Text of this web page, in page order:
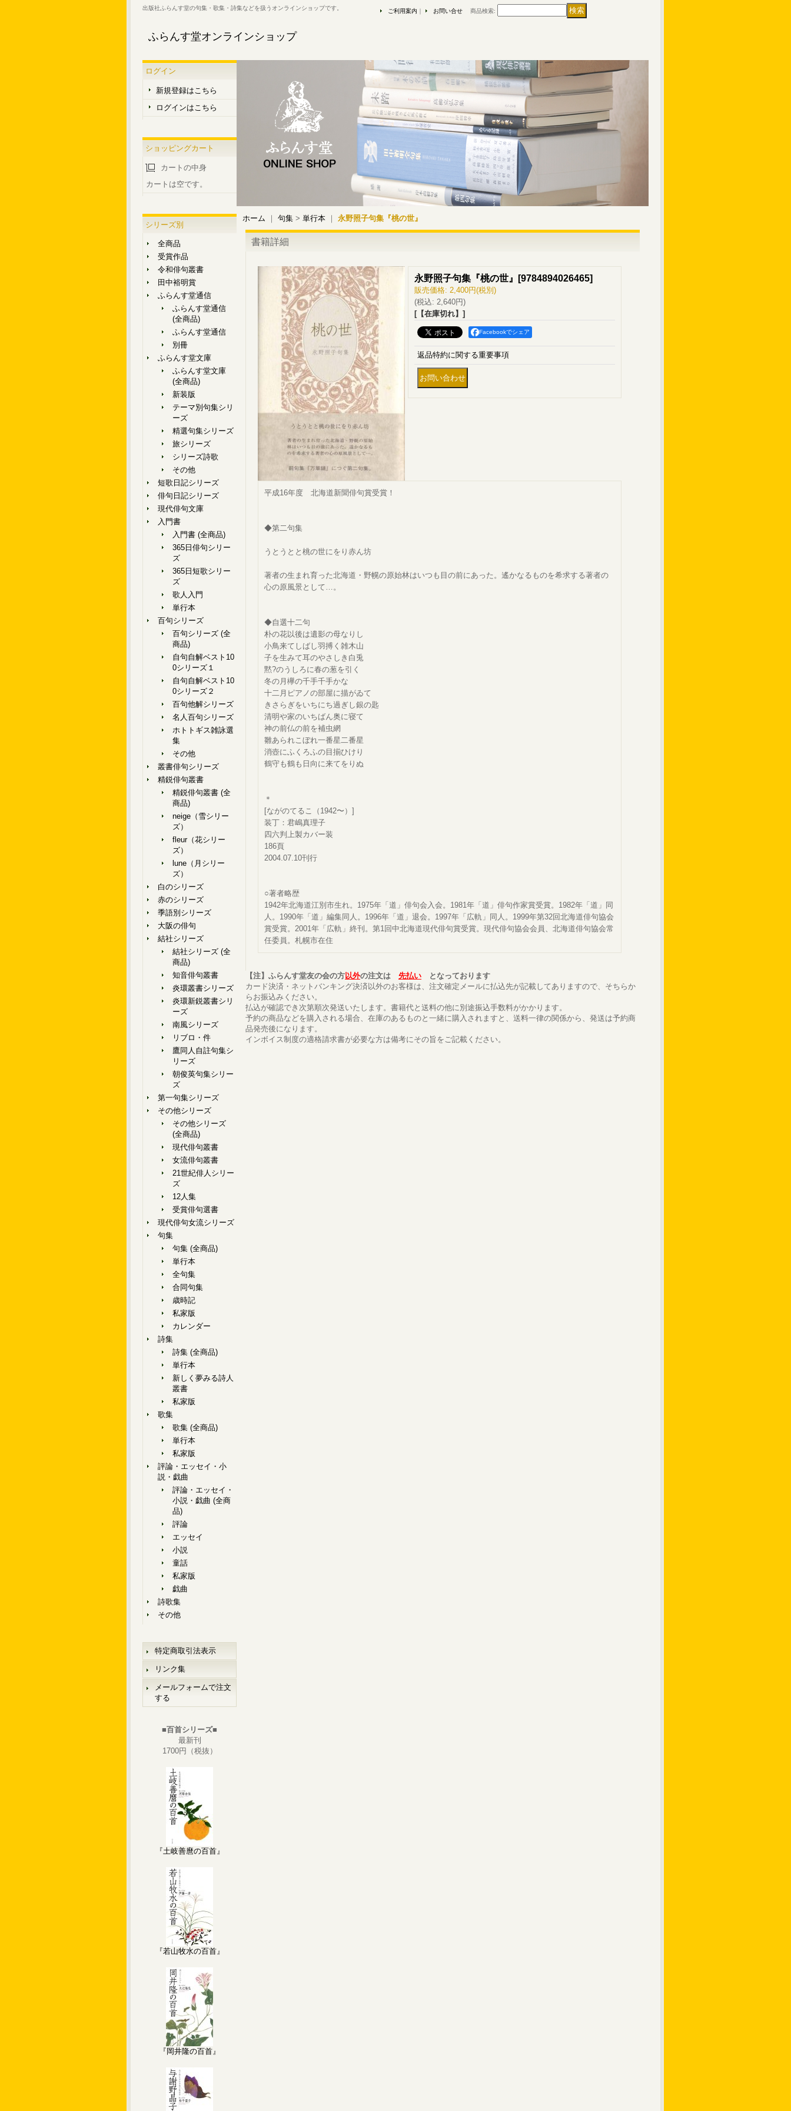
出版社ふらんす堂の句集・歌集・詩集などを扱うオンラインショップです。
ふらんす堂オンラインショップ
ご利用案内 お問い合せ 商品検索:
ログイン
新規登録はこちら
ログインはこちら
ショッピングカート
カートの中身
カートは空です。
シリーズ別
全商品
受賞作品
令和俳句叢書
田中裕明賞
ふらんす堂通信
ふらんす堂通信
(全商品)
ふらんす堂通信
別冊
ふらんす堂文庫
ふらんす堂文庫
(全商品)
新装版
テーマ別句集シリ
ーズ
精選句集シリーズ
旅シリーズ
シリーズ詩歌
その他
短歌日記シリーズ
俳句日記シリーズ
現代俳句文庫
入門書
入門書 (全商品)
365日俳句シリー
ズ
365日短歌シリー
ズ
歌人入門
単行本
百句シリーズ
百句シリーズ (全
商品)
自句自解ベスト10
0シリーズ１
自句自解ベスト10
0シリーズ２
百句他解シリーズ
名人百句シリーズ
ホトトギス雑詠選
集
その他
叢書俳句シリーズ
精鋭俳句叢書
精鋭俳句叢書 (全
商品)
neige（雪シリー
ズ）
fleur（花シリー
ズ）
lune（月シリー
ズ）
白のシリーズ
赤のシリーズ
季語別シリーズ
大阪の俳句
結社シリーズ
結社シリーズ (全
商品)
知音俳句叢書
炎環叢書シリーズ
炎環新鋭叢書シリ
ーズ
南風シリーズ
リブロ・件
鷹同人自註句集シ
リーズ
朝俊英句集シリー
ズ
第一句集シリーズ
その他シリーズ
その他シリーズ
(全商品)
現代俳句叢書
女流俳句叢書
21世紀俳人シリー
ズ
12人集
受賞俳句選書
現代俳句女流シリーズ
句集
句集 (全商品)
単行本
全句集
合同句集
歳時記
私家版
カレンダー
詩集
詩集 (全商品)
単行本
新しく夢みる詩人
叢書
私家版
歌集
歌集 (全商品)
単行本
私家版
評論・エッセイ・小
説・戯曲
評論・エッセイ・
小説・戯曲 (全商
品)
評論
エッセイ
小説
童話
私家版
戯曲
詩歌集
その他
特定商取引法表示
リンク集
メールフォームで注文
する
■百首シリーズ■
最新刊
1700円（税抜）
『土岐善麿の百首』
『若山牧水の百首』
『岡井隆の百首』
ホーム ｜ 句集 > 単行本 ｜ 永野照子句集『桃の世』
書籍詳細
永野照子句集『桃の世』 [9784894026465]
販売価格: 2,400円(税別)
(税込: 2,640円)
[【在庫切れ】]
Facebookでシェア
返品特約に関する重要事項
平成16年度 北海道新聞俳句賞受賞！
◆第二句集
うとうとと桃の世にをり赤ん坊
著者の生まれ育った北海道・野幌の原始林はいつも目の前にあった。遙かなるものを希求する著者の
心の原風景として…。
◆自選十二句
朴の花以後は遺影の母なりし
小鳥来てしばし羽搏く雑木山
子を生みて耳のやさしき白兎
黙?のうしろに春の葱を引く
冬の月欅の千手千手かな
十二月ピアノの部屋に描がゐて
きさらぎをいちにち過ぎし銀の匙
清明や家のいちばん奥に寝て
神の前仏の前を補虫網
雛あられこぼれ一番星二番星
消壺にふくろふの目揃ひけり
鶴守も鶴も日向に来てをりぬ
＊
[ながのてるこ（1942〜）]
装丁：君嶋真理子
四六判上製カバー装
186頁
2004.07.10刊行
○著者略歴
1942年北海道江別市生れ。1975年「道」俳句会入会。1981年「道」俳句作家賞受賞。1982年「道」同
人。1990年「道」編集同人。1996年「道」退会。1997年「広軌」同人。1999年第32回北海道俳句協会
賞受賞。2001年「広軌」終刊。第1回中北海道現代俳句賞受賞。現代俳句協会会員、北海道俳句協会常
任委員。札幌市在住
【注】ふらんす堂友の会の方以外の注文は 先払い となっております
カード決済・ネットバンキング決済以外のお客様は、注文確定メールに払込先が記載してありますので、そちらか
らお振込みください。
払込が確認でき次第順次発送いたします。書籍代と送料の他に別途振込手数料がかかります。
予約の商品などを購入される場合、在庫のあるものと一緒に購入されますと、送料一律の関係から、発送は予約商
品発売後になります。
インボイス制度の適格請求書が必要な方は備考にその旨をご記載ください。